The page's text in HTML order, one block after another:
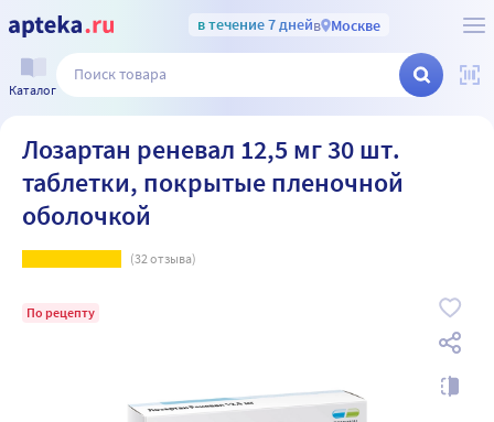
в течение 7 днейв Москве
Каталог
Лозартан реневал 12,5 мг 30 шт.
таблетки, покрытые пленочной
оболочкой
(32отзыва)
По рецепту